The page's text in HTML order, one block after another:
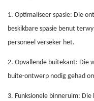
1. Optimaliseer spasie: Die
beskikbare spasie benut
personeel verseker het.
2. Opvallende buitekant: Die
buite-ontwerp nodig gehad
3. Funksionele binneruim: